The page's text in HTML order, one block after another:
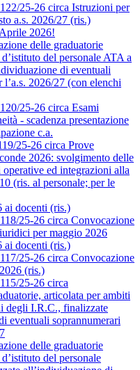
25-26 circa Istruzioni per
a.s. 2026/27 (ris.)
2026!
delle graduatorie
del personale ATA a
di eventuali
l’a.s. 2026/27 (con elenchi
25-26 circa Esami
- scadenza presentazione
c.a.
25-26 circa Prove
2026: svolgimento delle
ed integrazioni alla
(ris. al personale; per le
ai docenti (ris.)
25-26 circa Convocazione
per maggio 2026
ai docenti (ris.)
25-26 circa Convocazione
(ris.)
25-26 circa
articolata per ambiti
degli I.R.C., finalizzate
eventuali soprannumerari
delle graduatorie
del personale